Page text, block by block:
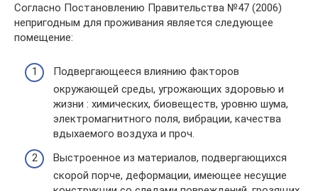
Согласно Постановлению Правительства №47 (2006)
непригодным для проживания является следующее
помещение:
Подвергающееся влиянию факторов
окружающей среды, угрожающих здоровью и
жизни : химических, биовеществ, уровню шума,
электромагнитного поля, вибрации, качества
вдыхаемого воздуха и проч.
Выстроенное из материалов, подвергающихся
скорой порче, деформации, имеющее несущие